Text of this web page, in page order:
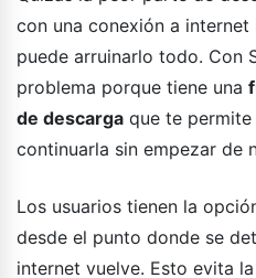
con una conexión a
puede arruinarlo todo. Con
problema porque tiene una
de descarga que te
continuarla sin empezar de
Los usuarios tienen la
desde el punto donde se
internet vuelve. Esto evita